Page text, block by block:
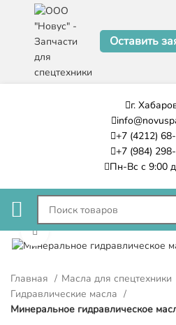
Оставить
г.
+7 (4212)
+7 (984)
Пн-Вс с 9:00
Нажмите, чтобы увеличить
Главная
Масла для спецтехники
Гидравлические масла
Минеральное гидравлическое